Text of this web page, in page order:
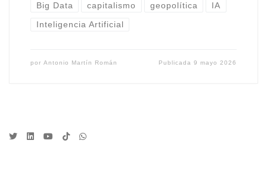
Big Data capitalismo geopolítica IA
Inteligencia Artificial
por Antonio Martín Román Publicada9 mayo 2026